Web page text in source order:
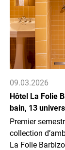
09.03.2026
Hôtel La Folie
bain, 13
Premier
collection
La Folie